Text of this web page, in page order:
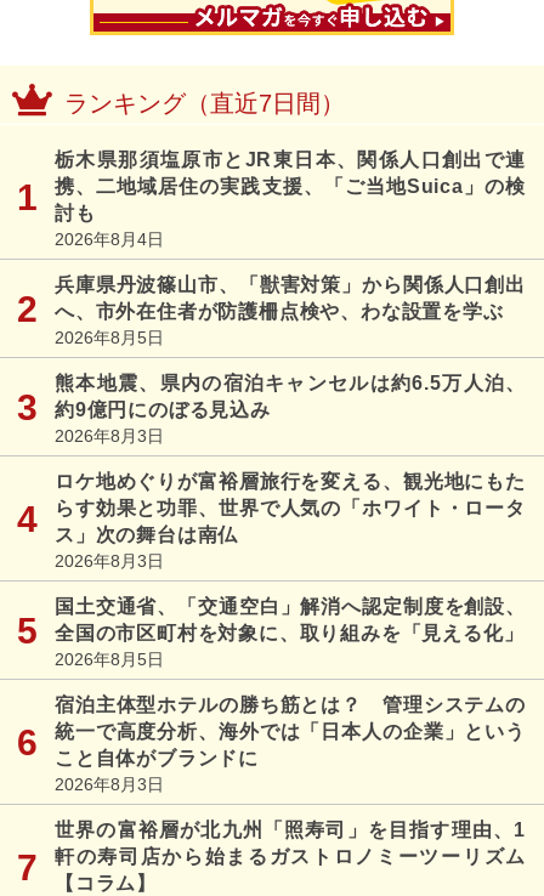
ランキング（直近7日間）
栃木県那須塩原市とJR東日本、関係人口創出で連
携、二地域居住の実践支援、「ご当地Suica」の検
討も
2026年8月4日
兵庫県丹波篠山市、「獣害対策」から関係人口創出
へ、市外在住者が防護柵点検や、わな設置を学ぶ
2026年8月5日
熊本地震、県内の宿泊キャンセルは約6.5万人泊、
約9億円にのぼる見込み
2026年8月3日
ロケ地めぐりが富裕層旅行を変える、観光地にもた
らす効果と功罪、世界で人気の「ホワイト・ロータ
ス」次の舞台は南仏
2026年8月3日
国土交通省、「交通空白」解消へ認定制度を創設、
全国の市区町村を対象に、取り組みを「見える化」
2026年8月5日
宿泊主体型ホテルの勝ち筋とは？ 管理システムの
統一で高度分析、海外では「日本人の企業」という
こと自体がブランドに
2026年8月3日
世界の富裕層が北九州「照寿司」を目指す理由、1
軒の寿司店から始まるガストロノミーツーリズム
【コラム】